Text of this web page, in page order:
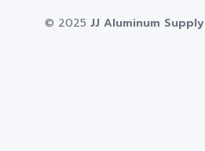
© 2025 JJ Aluminum Supply